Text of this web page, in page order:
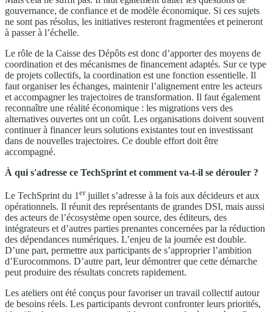
gouvernance, de confiance et de modèle économique. Si ces sujets
ne sont pas résolus, les initiatives resteront fragmentées et peineront
à passer à l’échelle.
Le rôle de la Caisse des Dépôts est donc d’apporter des moyens de
coordination et des mécanismes de financement adaptés. Sur ce type
de projets collectifs, la coordination est une fonction essentielle. Il
faut organiser les échanges, maintenir l’alignement entre les acteurs
et accompagner les trajectoires de transformation. Il faut également
reconnaître une réalité économique : les migrations vers des
alternatives ouvertes ont un coût. Les organisations doivent souvent
continuer à financer leurs solutions existantes tout en investissant
dans de nouvelles trajectoires. Ce double effort doit être
accompagné.
À qui s'adresse ce TechSprint et comment va-t-il se dérouler ?
Le TechSprint du 1 erjuillet s’adresse à la fois aux décideurs et aux
opérationnels. Il réunit des représentants de grandes DSI, mais aussi
des acteurs de l’écosystème open source, des éditeurs, des
intégrateurs et d’autres parties prenantes concernées par la réduction
des dépendances numériques. L’enjeu de la journée est double.
D’une part, permettre aux participants de s’approprier l’ambition
d’Eurocommons. D’autre part, leur démontrer que cette démarche
peut produire des résultats concrets rapidement.
Les ateliers ont été conçus pour favoriser un travail collectif autour
de besoins réels. Les participants devront confronter leurs priorités,